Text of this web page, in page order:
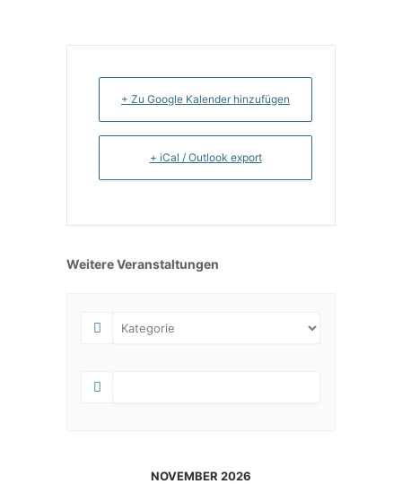
+ Zu Google Kalender hinzufügen
+ iCal / Outlook export
Weitere Veranstaltungen
NOVEMBER 2026